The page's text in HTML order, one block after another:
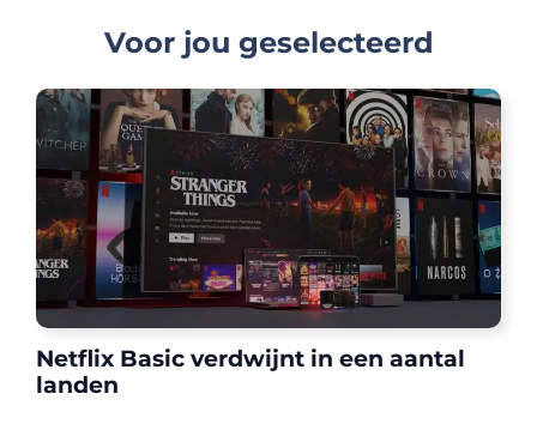
Voor jou geselecteerd
Netflix Basic verdwijnt in een aantal
landen